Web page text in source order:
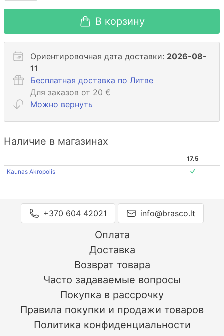
В корзину
Ориентировочная дата доставки: 2026-08-
11
Бесплатная доставка по Литве
Для заказов от 20 €
Можно вернуть
Наличие в магазинах
17.5
Kaunas Akropolis
+370 604 42021 info@brasco.lt
Оплата
Доставка
Возврат товара
Часто задаваемые вопросы
Покупка в рассрочку
Правила покупки и продажи товаров
Политика конфиденциальности